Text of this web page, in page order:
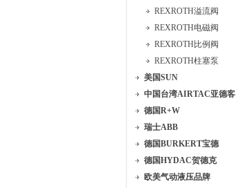
REXROTH溢流阀
REXROTH电磁阀
REXROTH比例阀
REXROTH柱塞泵
美国SUN
中国台湾AIRTAC亚德客
德国R+W
瑞士ABB
德国BURKERT宝德
德国HYDAC贺德克
欧美气动液压品牌